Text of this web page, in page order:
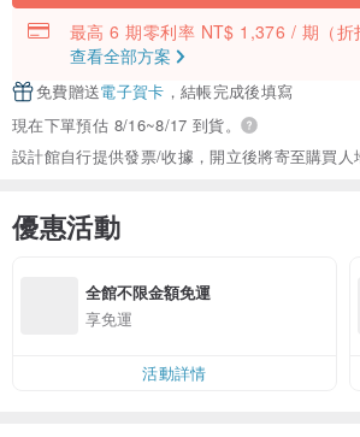
最高 6 期零利率 NT$ 1,376 / 期 （
查看全部方案
免費贈送電子賀卡 ，結帳完成後填寫
現在下單預估 8/16~8/17 到貨。
設計館自行提供發票/收據，開立後將寄至購買人
優惠活動
全館不限金額免運
享免運
活動詳情